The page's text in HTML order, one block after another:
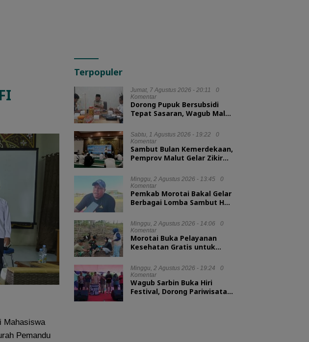
Mahasiswa
Pemandu
Terpopuler
Jumat, 7 Agustus 2026 - 20:11
0
Komentar
Dorong Pupuk Bersubsidi
Tepat Sasaran, Wagub Malut
Digitalisasi
Sabtu, 1 Agustus 2026 - 19:22
0
Komentar
Sambut Bulan Kemerdekaan,
Pemprov Malut Gelar Zikir
Minggu, 2 Agustus 2026 - 13:45
0
Komentar
Pemkab Morotai Bakal Gelar
Berbagai Lomba Sambut HUT
Minggu, 2 Agustus 2026 - 14:06
0
Komentar
Morotai Buka Pelayanan
Kesehatan Gratis untuk
Minggu, 2 Agustus 2026 - 19:24
0
Komentar
Wagub Sarbin Buka Hiri
Festival, Dorong Pariwisata